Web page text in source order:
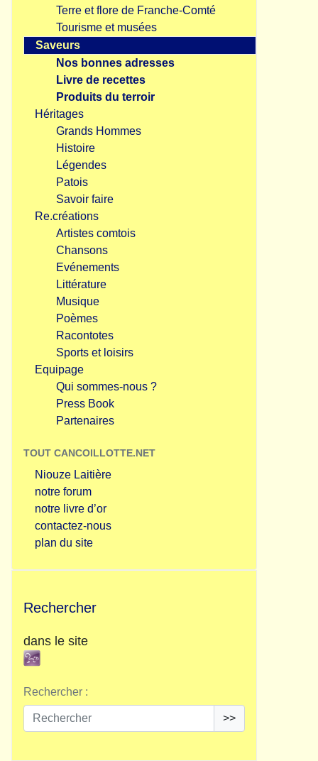
Terre et flore de Franche-Comté
Tourisme et musées
Saveurs
Nos bonnes adresses
Livre de recettes
Produits du terroir
Héritages
Grands Hommes
Histoire
Légendes
Patois
Savoir faire
Re.créations
Artistes comtois
Chansons
Evénements
Littérature
Musique
Poèmes
Racontotes
Sports et loisirs
Equipage
Qui sommes-nous ?
Press Book
Partenaires
TOUT CANCOILLOTTE.NET
Niouze Laitière
notre forum
notre livre d’or
contactez-nous
plan du site
Rechercher
dans le site
Rechercher :
>>